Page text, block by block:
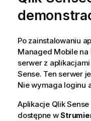
Po zainstalowaniu
Managed Mobilena
serwer z
Sense. Ten serwer
Nie wymaga loginu
Aplikacje Qlik Sense
dostępne w